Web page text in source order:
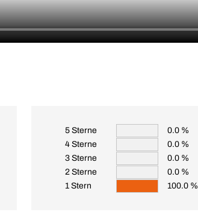
5 Sterne
0.0 %
4 Sterne
0.0 %
3 Sterne
0.0 %
2 Sterne
0.0 %
1 Stern
100.0 %